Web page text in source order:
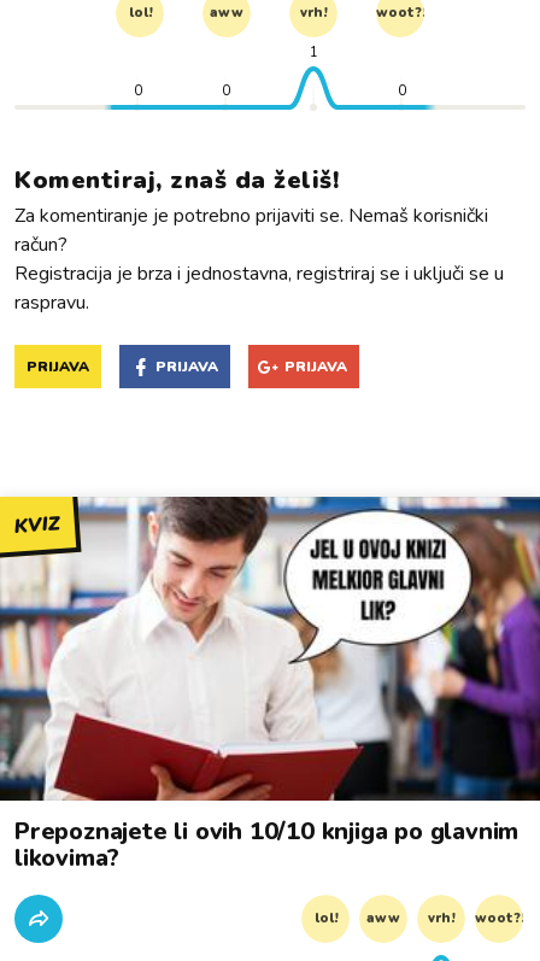
lol! aww vrh! woot?!
0 0
1
0
Komentiraj, znaš da želiš!
Za komentiranje je potrebno prijaviti se. Nemaš korisnički
račun?
Registracija je brza i jednostavna, registriraj se i uključi se u
raspravu.
PRIJAVA PRIJAVA PRIJAVA
KVIZ
Prepoznajete li ovih 10/10 knjiga po glavnim
likovima?
lol! aww vrh! woot?!